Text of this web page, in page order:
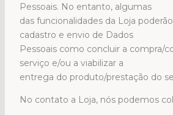
Pessoais. No entanto, algumas
das funcionalidades da Loja
cadastro e envio de Dados
Pessoais como concluir a compra/
serviço e/ou a viabilizar a
entrega do produto/prestação do
No contato a Loja, nós podemos